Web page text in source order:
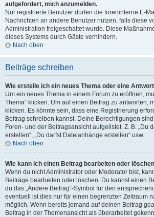
aufgefordert, mich anzumelden.
Nur registrierte Benutzer dürfen die foreninterne E-
Nachrichten an andere Benutzer nutzen, falls diese
Administration freigeschaltet wurde. Diese
dieses Systems durch Gäste verhindern.
Nach oben
Beiträge schreiben
Wie erstelle ich ein neues Thema oder eine
Um ein neues Thema in einem Forum zu eröffnen,
Thema“ klicken. Um auf einen Beitrag zu antworten,
klicken. Es könnte sein, dass eine Registrierung
Beitrag schreiben kannst. Deine Berechtigungen
Foren- und der Beitragsansicht aufgelistet. Z. B. „Du
erstellen“, „Du darfst Dateianhänge erstellen“ usw.
Nach oben
Wie kann ich einen Beitrag bearbeiten oder
Wenn du nicht Administrator oder Moderator bist,
Beiträge bearbeiten oder löschen. Du kannst einen
du das „Ändere Beitrag“-Symbol für den
eventuell ist dies nur für einen begrenzten Zeitraum
möglich. Wenn bereits jemand auf deinen Beitrag
Beitrag in der Themenansicht als überarbeitet